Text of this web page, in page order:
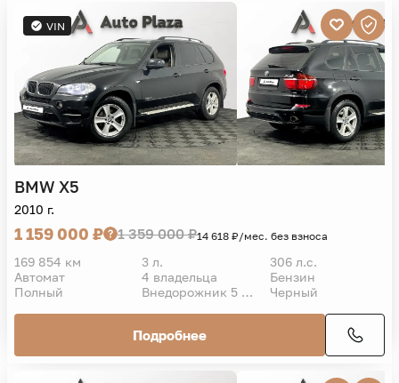
VIN
BMW X5
2010 г.
1 159 000 ₽ 1 359 000 ₽14 618 ₽/мес. без взноса
169 854 км 3 л.
306 л.с.
Автомат
4 владельца
Бензин
Полный
Внедорожник 5 дв. Черный
Подробнее